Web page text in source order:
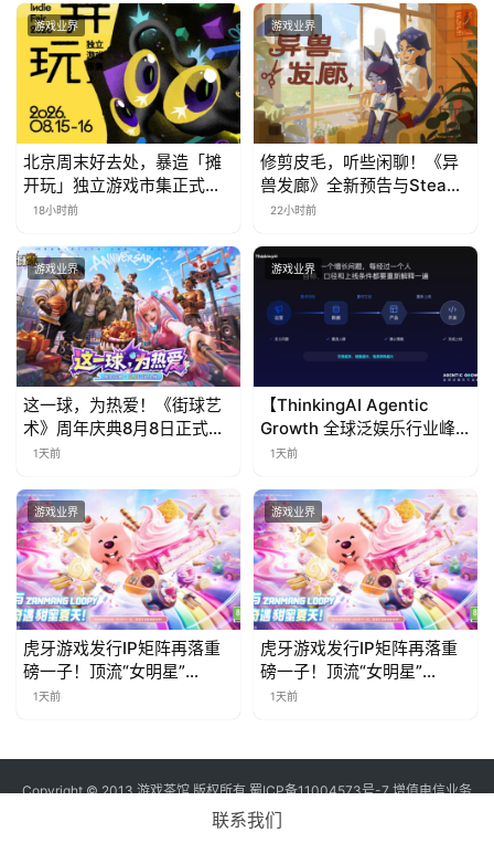
国
)
游戏业界
北京周末好去处，暴造「摊
开玩」独立游戏市集正式开
票！
18小时前
游戏业界
修剪皮毛，听些闲聊！《异
兽发廊》全新预告与Steam
免费试玩公开
22小时前
游戏业界
这一球，为热爱！《街球艺
术》周年庆典8月8日正式上
线，多重福利与全新内容同
1天前
游戏业界
【ThinkingAI Agentic
Growth 全球泛娱乐行业峰
会】Agent 时代，人到底负
1天前
游戏业界
虎牙游戏发行IP矩阵再落重
磅一子！顶流“女明星”
ZANMANG LOOPY 正版3D
1天前
游戏业界
虎牙游戏发行IP矩阵再落重
磅一子！顶流“女明星”
ZANMANG LOOPY 正版3D
1天前
Copyright © 2013 游戏茶馆 版权所有蜀ICP备11004573号-7增值电信业务
经营许可证 川B2-20170060号
联系我们